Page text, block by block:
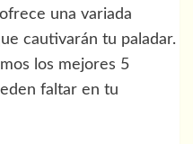
una variada
cautivarán tu paladar.
los mejores 5
faltar en tu